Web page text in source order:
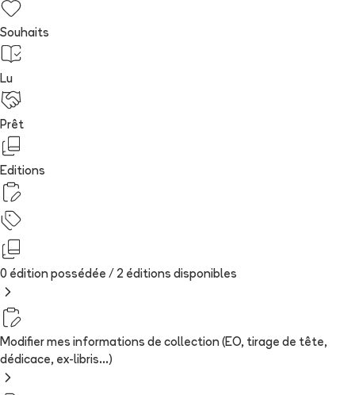
Souhaits
Lu
Prêt
Editions
0 édition possédée / 2 éditions disponibles
Modifier mes informations de collection (EO, tirage de tête,
dédicace, ex-libris...)